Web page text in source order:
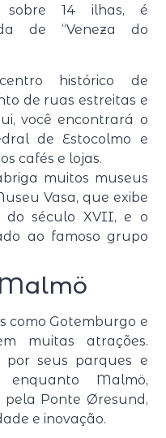
sobre 14 ilhas, é
de “Veneza do
histórico de
de ruas estreitas e
você encontrará o
de Estocolmo e
cafés e lojas.
muitos museus
Vasa, que exibe
século XVII, e o
ao famoso grupo
como Gotemburgo e
muitas atrações.
por seus parques e
Malmö,
pela Ponte Øresund,
e inovação.